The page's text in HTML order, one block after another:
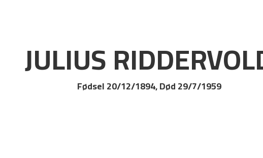
JULIUS
Fødsel 20/12/1894, Død 29/7/1959